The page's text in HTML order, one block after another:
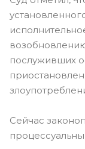
послуживших
Сейчас